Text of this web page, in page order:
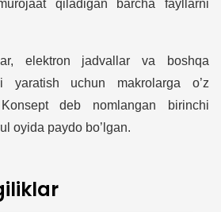
qiladigan barcha fayllarni
elektron jadvallar va boshqa
yaratish uchun makrolarga o’z
deb nomlangan birinchi
oyida paydo bo’lgan.